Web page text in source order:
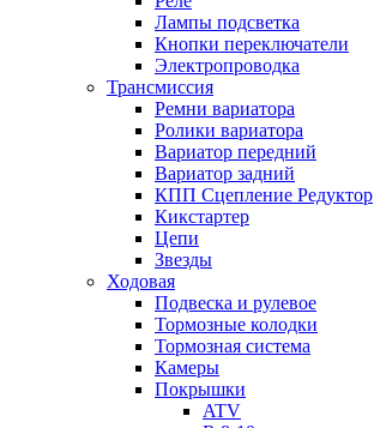
Лампы подсветка
Кнопки переключатели
Электропроводка
Трансмиссия
Ремни вариатора
Ролики вариатора
Вариатор передний
Вариатор задний
КПП Сцепление Редуктор
Кикстартер
Цепи
Звезды
Ходовая
Подвеска и рулевое
Тормозные колодки
Тормозная система
Камеры
Покрышки
ATV